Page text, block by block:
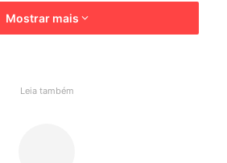
Mostrar mais
Leia também